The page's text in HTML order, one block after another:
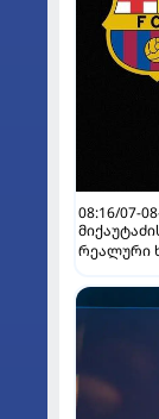
08:16/07-
რეალური